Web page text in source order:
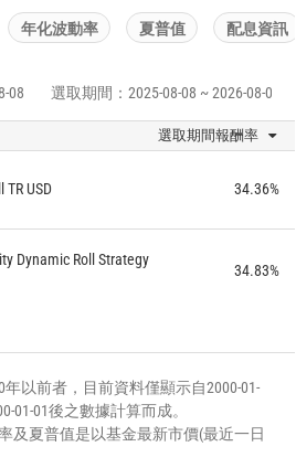
年化波動率 夏普值 配息資訊
08 選取期間：2025-08-08 ~ 2026-08-08
選取期間報酬率
TR USD 34.36%
Dynamic Roll Strategy
34.83%
以前者，目前資料僅顯示自2000-01-
01-01後之數據計算而成。
及夏普值是以基金最新市價(最近一日